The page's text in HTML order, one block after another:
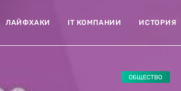
ЛАЙФХАКИ IT КОМПАНИИ ИСТОРИЯ
ОБЩЕСТВО